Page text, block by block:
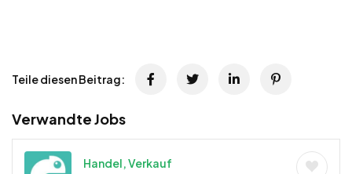
Teile diesen Beitrag:
Verwandte Jobs
Handel, Verkauf